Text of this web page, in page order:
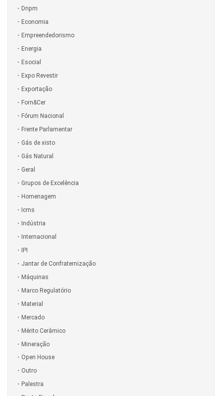
Dnpm
Economia
Empreendedorismo
Energia
Esocial
Expo Revestir
Exportação
Forn&Cer
Fórum Nacional
Frente Parlamentar
Gás de xisto
Gás Natural
Geral
Grupos de Excelência
Homenagem
Icms
Indústria
Internacional
IPI
Jantar de Confraternização
Máquinas
Marco Regulatório
Material
Mercado
Mérito Cerâmico
Mineração
Open House
Outro
Palestra